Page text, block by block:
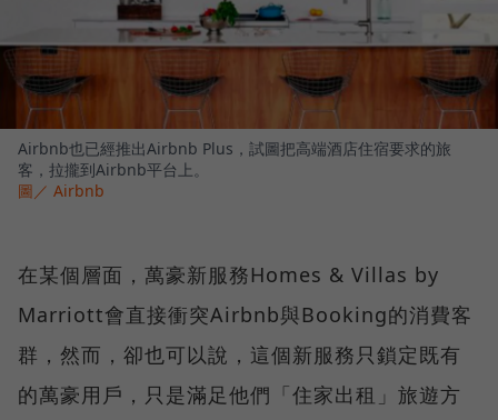
Airbnb也已經推出Airbnb Plus，試圖把高端酒店住宿要求的旅
客，拉攏到Airbnb平台上。
圖／ Airbnb
在某個層面，萬豪新服務Homes & Villas by
Marriott會直接衝突Airbnb與Booking的消費客
群，然而，卻也可以說，這個新服務只鎖定既有
的萬豪用戶，只是滿足他們「住家出租」旅遊方